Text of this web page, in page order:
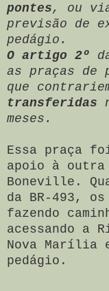
pontes, ou
previsão de
pedágio.
O artigo 2º
as praças de
que
transferidas
meses.
Essa praça
apoio à outra
Boneville.
da BR-493,
fazendo
acessando a
Nova Marília
pedágio.